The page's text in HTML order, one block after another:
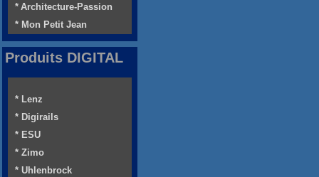
* Architecture-Passion
* Mon Petit Jean
Produits DIGITAL
* Lenz
* Digirails
* ESU
* Zimo
* Uhlenbrock